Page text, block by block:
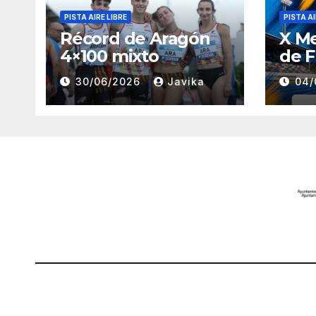
PISTA AIRE LIBRE
Récord de Aragón
4×100 mixto
30/06/2026 Javika
PISTA
X
de